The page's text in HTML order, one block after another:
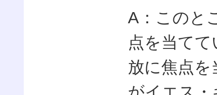
A：このと
点を当て
放に焦点